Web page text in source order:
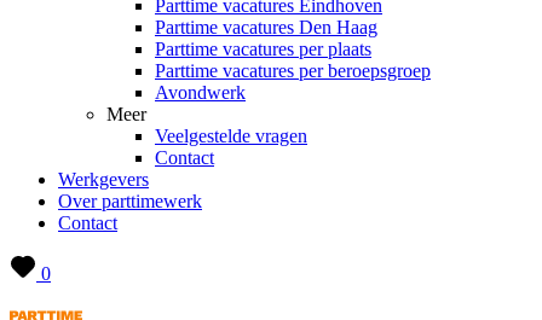
Parttime vacatures Eindhoven
Parttime vacatures Den Haag
Parttime vacatures per plaats
Parttime vacatures per beroepsgroep
Avondwerk
Meer
Veelgestelde vragen
Contact
Werkgevers
Over parttimewerk
Contact
0